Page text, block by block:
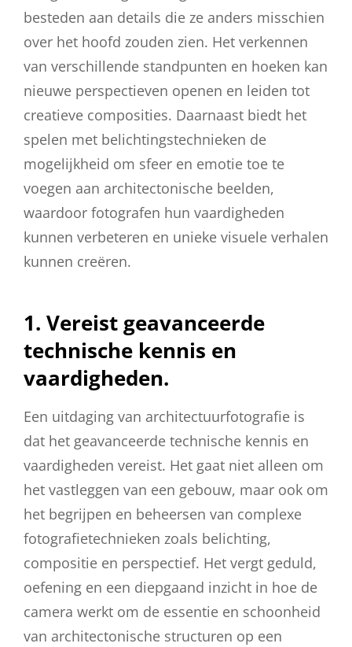
besteden aan details die ze anders misschien
over het hoofd zouden zien. Het verkennen
van verschillende standpunten en hoeken kan
nieuwe perspectieven openen en leiden tot
creatieve composities. Daarnaast biedt het
spelen met belichtingstechnieken de
mogelijkheid om sfeer en emotie toe te
voegen aan architectonische beelden,
waardoor fotografen hun vaardigheden
kunnen verbeteren en unieke visuele verhalen
kunnen creëren.
1. Vereist geavanceerde
technische kennis en
vaardigheden.
Een uitdaging van architectuurfotografie is
dat het geavanceerde technische kennis en
vaardigheden vereist. Het gaat niet alleen om
het vastleggen van een gebouw, maar ook om
het begrijpen en beheersen van complexe
fotografietechnieken zoals belichting,
compositie en perspectief. Het vergt geduld,
oefening en een diepgaand inzicht in hoe de
camera werkt om de essentie en schoonheid
van architectonische structuren op een